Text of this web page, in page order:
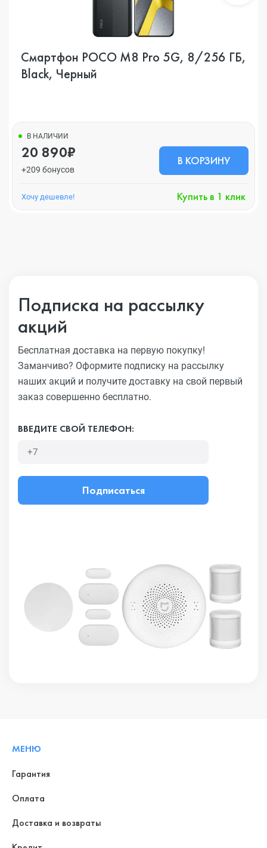
Смартфон POCO M8 Pro 5G, 8/256 ГБ,
Black, Черный
В НАЛИЧИИ
20 890₽
+209 бонусов
В КОРЗИНУ
Хочу дешевле! Купить в 1 клик
Подписка на рассылку
акций
Бесплатная доставка на первую покупку!
Заманчиво? Оформите подписку на рассылку
наших акций и получите доставку на свой первый
заказ совершенно бесплатно.
ВВЕДИТЕ СВОЙ ТЕЛЕФОН:
Подписаться
МЕНЮ
Гарантия
Оплата
Доставка и возвраты